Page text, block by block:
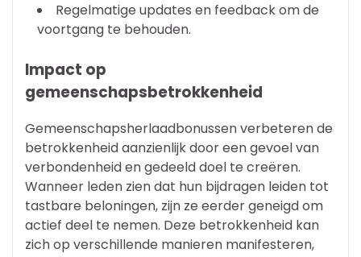
Regelmatige updates en feedback om de
voortgang te behouden.
Impact op
gemeenschapsbetrokkenheid
Gemeenschapsherlaadbonussen verbeteren de
betrokkenheid aanzienlijk door een gevoel van
verbondenheid en gedeeld doel te creëren.
Wanneer leden zien dat hun bijdragen leiden tot
tastbare beloningen, zijn ze eerder geneigd om
actief deel te nemen. Deze betrokkenheid kan
zich op verschillende manieren manifesteren,